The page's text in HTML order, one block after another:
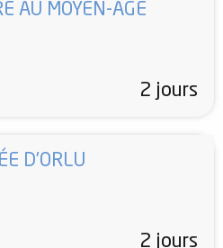
AU MOYEN-ÂGE
2 jours
D’ORLU
2 jours